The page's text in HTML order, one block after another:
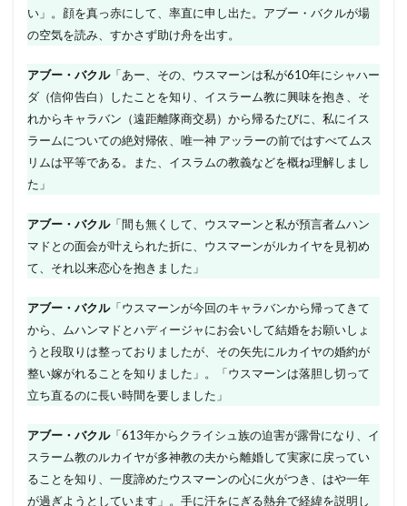
い」。顔を真っ赤にして、率直に申し出た。アブー・バクルが場
の空気を読み、すかさず助け舟を出す。
アブー・バクル「あー、その、ウスマーンは私が610年にシャハー
ダ（信仰告白）したことを知り、イスラーム教に興味を抱き、そ
れからキャラバン（遠距離隊商交易）から帰るたびに、私にイス
ラームについての絶対帰依、唯一神 アッラーの前ではすべてムス
リムは平等である。また、イスラムの教義などを概ね理解しまし
た」
アブー・バクル「間も無くして、ウスマーンと私が預言者ムハン
マドとの面会が叶えられた折に、ウスマーンがルカイヤを見初め
て、それ以来恋心を抱きました」
アブー・バクル「ウスマーンが今回のキャラバンから帰ってきて
から、ムハンマドとハディージャにお会いして結婚をお願いしょ
うと段取りは整っておりましたが、その矢先にルカイヤの婚約が
整い嫁がれることを知りました」。「ウスマーンは落胆し切って
立ち直るのに長い時間を要しました」
アブー・バクル「613年からクライシュ族の迫害が露骨になり、イ
スラーム教のルカイヤが多神教の夫から離婚して実家に戻ってい
ることを知り、一度諦めたウスマーンの心に火がつき、はや一年
が過ぎようとしています」。手に汗をにぎる熱弁で経緯を説明し